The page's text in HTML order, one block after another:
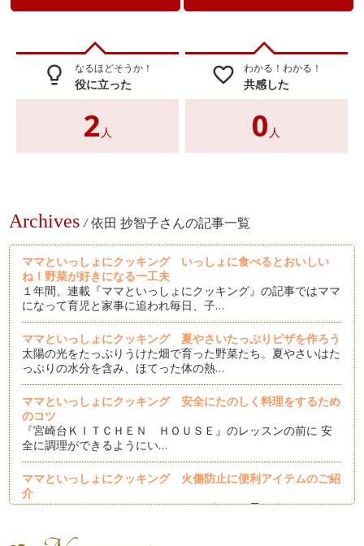
lightbulb_outline なるほどそうか！
役に立った
2 人
favorite_border わかる！わかる！
共感した
0 人
Archives / 依田 抄智子さんの記事一覧
ママといっしょにクッキング いっしょに食べるとおいしい
ね！野菜が好きになる一工夫
１年間、連載『ママといっしょにクッキング』の記事ではママ
になって育児と家事に追われ毎日、子…
ママといっしょにクッキング 夏やさいたっぷりピザを作ろう
太陽の光をたっぷりうけた畑で育った野菜たち。夏やさいはた
っぷりの水分を含み、ほてった体の熱…
ママといっしょにクッキング 安全にたのしく料理をするため
のコツ
『宮崎台ＫＩＴＣＨＥＮ ＨＯＵＳＥ』のレッスンの前に 安
全に調理ができるようにい…
ママといっしょにクッキング 火傷防止に便利アイテムのご紹
介
これまでママといっしょにクッキングではお子さまといっしょ